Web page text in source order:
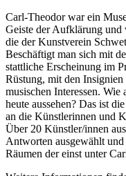
Carl-Theodor war ein
Geiste der Aufklärung und
die der Kunstverein
Beschäftigt man sich mit
stattliche Erscheinung im
Rüstung, mit den
musischen Interessen.
heute aussehen? Das ist
an die Künstlerinnen und
Über 20 Künstler/innen
Antworten ausgewählt
Räumen der einst unter